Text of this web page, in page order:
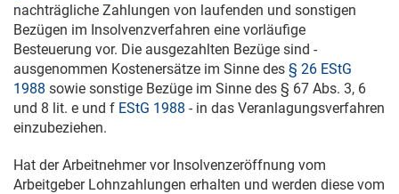
nachträgliche Zahlungen von laufenden und sonstigen
Bezügen im Insolvenzverfahren eine vorläufige
Besteuerung vor. Die ausgezahlten Bezüge sind -
ausgenommen Kostenersätze im Sinne des § 26 EStG
1988 sowie sonstige Bezüge im Sinne des § 67 Abs. 3, 6
und 8 lit. e und f EStG 1988 - in das Veranlagungsverfahren
einzubeziehen.
Hat der Arbeitnehmer vor Insolvenzeröffnung vom
Arbeitgeber Lohnzahlungen erhalten und werden diese vom